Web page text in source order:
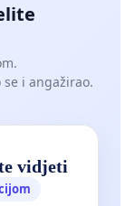
i angažirao.
vidjeti